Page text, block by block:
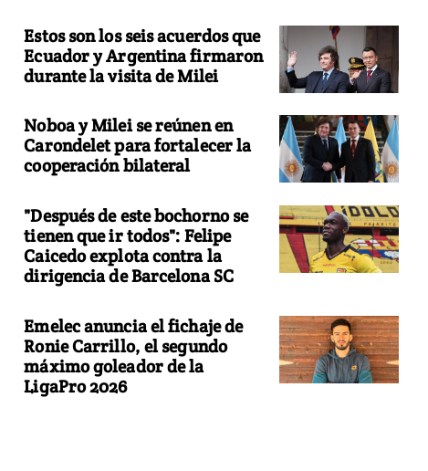
Estos son los seis acuerdos que
Ecuador y Argentina firmaron
durante la visita de Milei
Noboa y Milei se reúnen en
Carondelet para fortalecer la
cooperación bilateral
"Después de este bochorno se
tienen que ir todos": Felipe
Caicedo explota contra la
dirigencia de Barcelona SC
Emelec anuncia el fichaje de
Ronie Carrillo, el segundo
máximo goleador de la
LigaPro 2026